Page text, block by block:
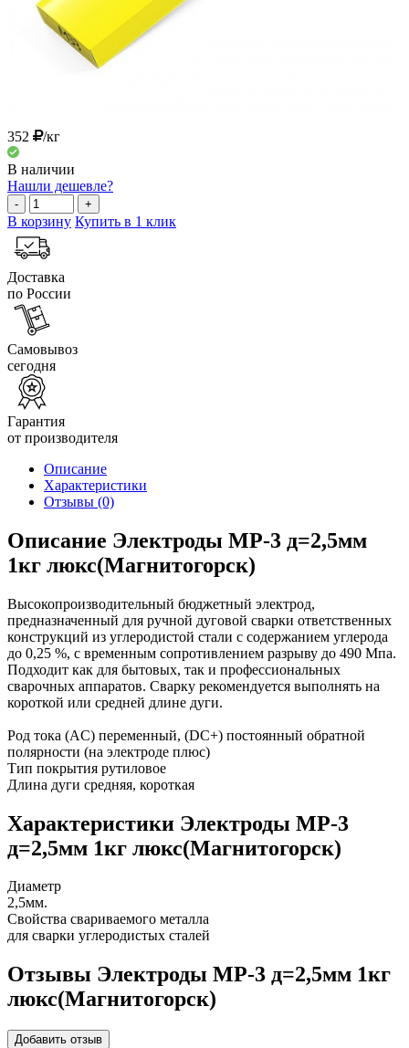
352 /кг
В наличии
Нашли дешевле?
- +
В корзину Купить в 1 клик
Доставка
по России
Самовывоз
сегодня
Гарантия
от производителя
Описание
Характеристики
Отзывы (0)
Описание Электроды МР-3 д=2,5мм
1кг люкс(Магнитогорск)
Высокопроизводительный бюджетный электрод,
предназначенный для ручной дуговой сварки ответственных
конструкций из углеродистой стали с содержанием углерода
до 0,25 %, с временным сопротивлением разрыву до 490 Мпа.
Подходит как для бытовых, так и профессиональных
сварочных аппаратов. Сварку рекомендуется выполнять на
короткой или средней длине дуги.
Род тока (AC) переменный, (DC+) постоянный обратной
полярности (на электроде плюс)
Тип покрытия рутиловое
Длина дуги средняя, короткая
Характеристики Электроды МР-3
д=2,5мм 1кг люкс(Магнитогорск)
Диаметр
2,5мм.
Свойства свариваемого металла
для сварки углеродистых сталей
Отзывы Электроды МР-3 д=2,5мм 1кг
люкс(Магнитогорск)
Добавить отзыв